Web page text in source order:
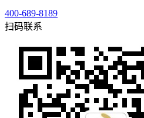
400-689-8189
扫码联系